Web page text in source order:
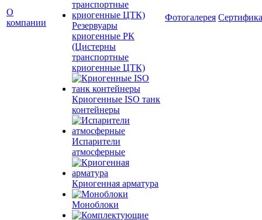
О
компании
Резервуары
криогенные РК
(Цистерны
транспортные
криогенные ЦТК)
Криогенные ISO танк
контейнеры
Испарители
атмосферные
Криогенная арматура
Моноблоки
Фотогалерея